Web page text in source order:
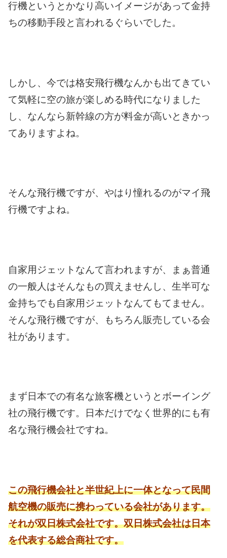
行機というとかなり高いイメージがあって金持
ちの移動手段と言われるぐらいでした。
しかし、今では格安飛行機なんかも出てきてい
て気軽に空の旅が楽しめる時代になりました
し、なんなら新幹線の方が料金が高いときかっ
てありますよね。
そんな飛行機ですが、やはり憧れるのがマイ飛
行機ですよね。
自家用ジェットなんて言われますが、まぁ普通
の一般人はそんなもの買えませんし、生半可な
金持ちでも自家用ジェットなんてもてません。
そんな飛行機ですが、もちろん販売している会
社があります。
まず日本での有名な旅客機というとボーイング
社の飛行機です。
日本だけでなく世界的にも有
名な飛行機会社ですね。
この飛行機会社と半世紀上に一体となって民間
航空機の販売に携わっている会社があります。
それが双日株式会社です。双日株式会社は日本
を代表する総合商社です。